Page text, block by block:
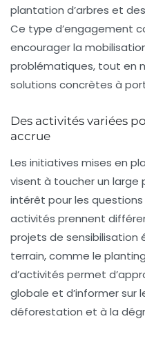
plantation d’arbres et des
Ce type d’engagement
encourager la
problématiques, tout en
solutions concrètes à
Des activités variées
accrue
Les initiatives mises en
visent à toucher un large
intérêt pour les
activités prennent
projets de sensibilisation
terrain, comme le
d’activités permet
globale et d’informer sur
déforestation et à la